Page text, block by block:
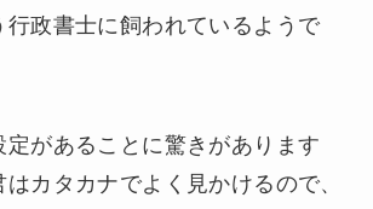
行政書士に飼われているようで
定があることに驚きがあります
カタカナでよく見かけるので、